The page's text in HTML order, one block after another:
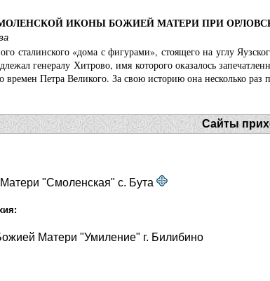
ИКОНЫ БОЖИЕЙ МАТЕРИ ПРИ
сталинского «дома с фигурами», стоящего на углу
генералу Хитрово, имя которого оказалось
времен Петра Великого. За свою историю она несколько раз
Сайты
"Смоленская" с. Бута
Матери "Умиление" г. Билибино